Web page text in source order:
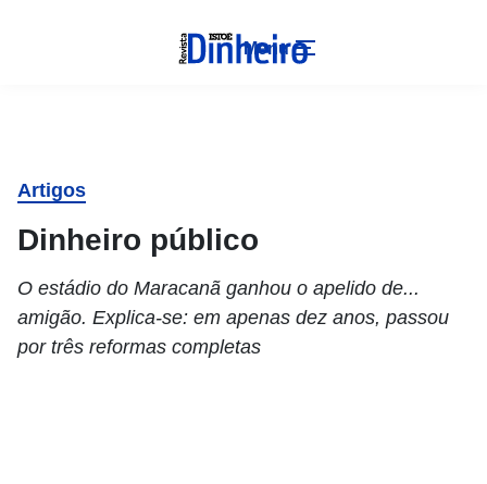
Menu
Artigos
Dinheiro público
O estádio do Maracanã ganhou o apelido de...
amigão. Explica-se: em apenas dez anos, passou
por três reformas completas